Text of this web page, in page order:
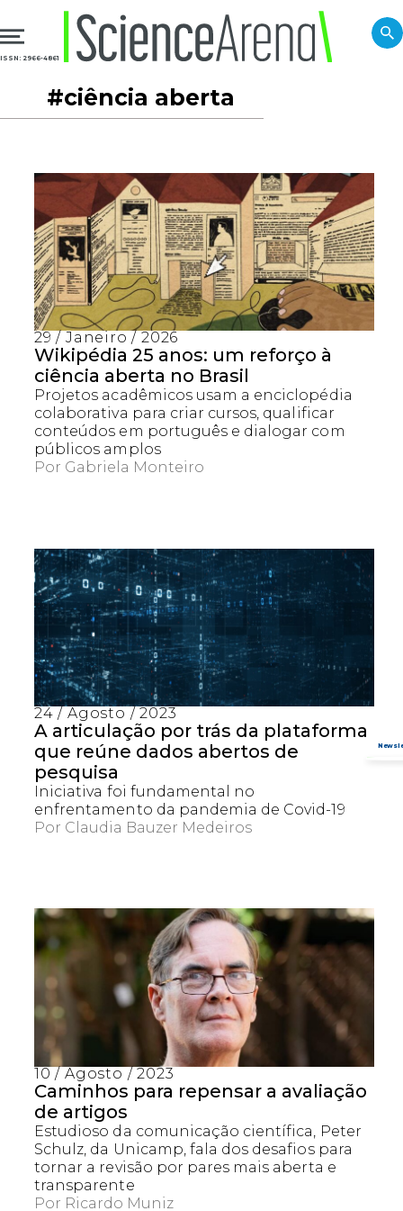
ISSN: 2966-4861
#ciência aberta
29 / Janeiro / 2026
Wikipédia 25 anos: um reforço à
ciência aberta no Brasil
Projetos acadêmicos usam a enciclopédia
colaborativa para criar cursos, qualificar
conteúdos em português e dialogar com
públicos amplos
Por Gabriela Monteiro
24 / Agosto / 2023
A articulação por trás da plataforma
que reúne dados abertos de
pesquisa
Iniciativa foi fundamental no
enfrentamento da pandemia de Covid-19
Por Claudia Bauzer Medeiros
10 / Agosto / 2023
Caminhos para repensar a avaliação
de artigos
Estudioso da comunicação científica, Peter
Schulz, da Unicamp, fala dos desafios para
tornar a revisão por pares mais aberta e
transparente
Por Ricardo Muniz
Captcha obrigatório
Seu e-mail foi cadastrado com sucesso!